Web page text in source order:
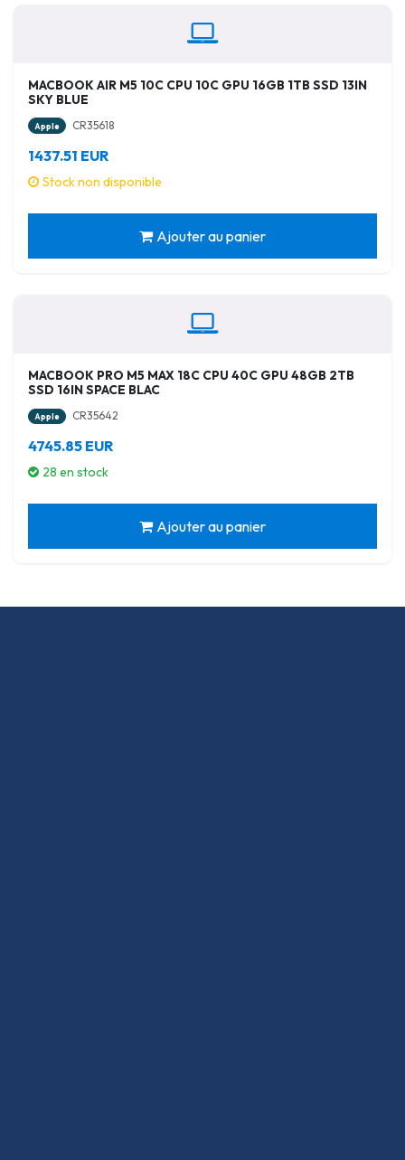
MACBOOK AIR M5 10C CPU 10C GPU 16GB 1TB SSD 13IN
SKY BLUE
Apple CR35618
1437.51 EUR
Stock non disponible
Ajouter au panier
MACBOOK PRO M5 MAX 18C CPU 40C GPU 48GB 2TB
SSD 16IN SPACE BLAC
Apple CR35642
4745.85 EUR
28 en stock
Ajouter au panier